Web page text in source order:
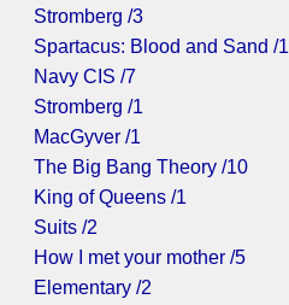
Stromberg /3
Spartacus: Blood and Sand /1
Navy CIS /7
Stromberg /1
MacGyver /1
The Big Bang Theory /10
King of Queens /1
Suits /2
How I met your mother /5
Elementary /2